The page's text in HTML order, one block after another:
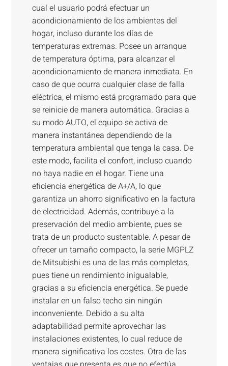
cual el usuario podrá efectuar un
acondicionamiento de los ambientes del
hogar, incluso durante los días de
temperaturas extremas. Posee un arranque
de temperatura óptima, para alcanzar el
acondicionamiento de manera inmediata. En
caso de que ocurra cualquier clase de falla
eléctrica, el mismo está programado para que
se reinicie de manera automática. Gracias a
su modo AUTO, el equipo se activa de
manera instantánea dependiendo de la
temperatura ambiental que tenga la casa. De
este modo, facilita el confort, incluso cuando
no haya nadie en el hogar. Tiene una
eficiencia energética de A+/A, lo que
garantiza un ahorro significativo en la factura
de electricidad. Además, contribuye a la
preservación del medio ambiente, pues se
trata de un producto sustentable. A pesar de
ofrecer un tamaño compacto, la serie MGPLZ
de Mitsubishi es una de las más completas,
pues tiene un rendimiento inigualable,
gracias a su eficiencia energética. Se puede
instalar en un falso techo sin ningún
inconveniente. Debido a su alta
adaptabilidad permite aprovechar las
instalaciones existentes, lo cual reduce de
manera significativa los costes. Otra de las